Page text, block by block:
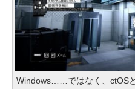
Windows……ではなく、ctOS